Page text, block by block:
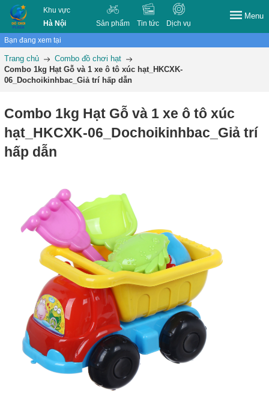
Khu vực
Hà Nội
Sản phẩm Tin tức Dịch vụ
Menu
Bạn đang xem tại
Trang chủ
Combo đồ chơi hạt
Combo 1kg Hạt Gỗ và 1 xe ô tô xúc hạt_HKCXK-
06_Dochoikinhbac_Giả trí hấp dẫn
Combo 1kg Hạt Gỗ và 1 xe ô tô xúc
hạt_HKCXK-06_Dochoikinhbac_Giả trí
hấp dẫn